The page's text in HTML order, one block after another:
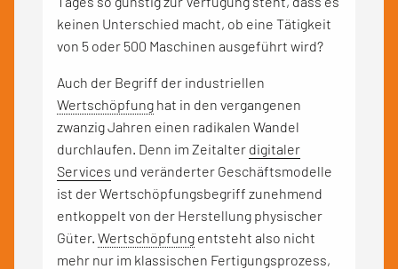
keinen Unterschied macht, ob eine Tätigkeit
von 5 oder 500 Maschinen ausgeführt wird?
Auch der Begriff der industriellen
Wertschöpfung hat in den vergangenen
zwanzig Jahren einen radikalen Wandel
durchlaufen. Denn im Zeitalter digitaler
Services und veränderter Geschäftsmodelle
ist der Wertschöpfungsbegriff zunehmend
entkoppelt von der Herstellung physischer
Güter. Wertschöpfung entsteht also nicht
mehr nur im klassischen Fertigungsprozess,